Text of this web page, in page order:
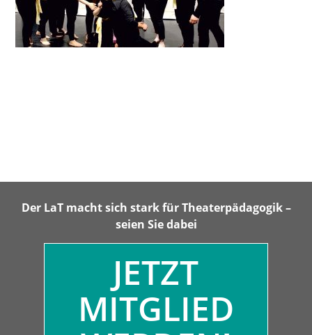
Der LaT macht sich stark für Theaterpädagogik –
seien Sie dabei
JETZT
MITGLIED